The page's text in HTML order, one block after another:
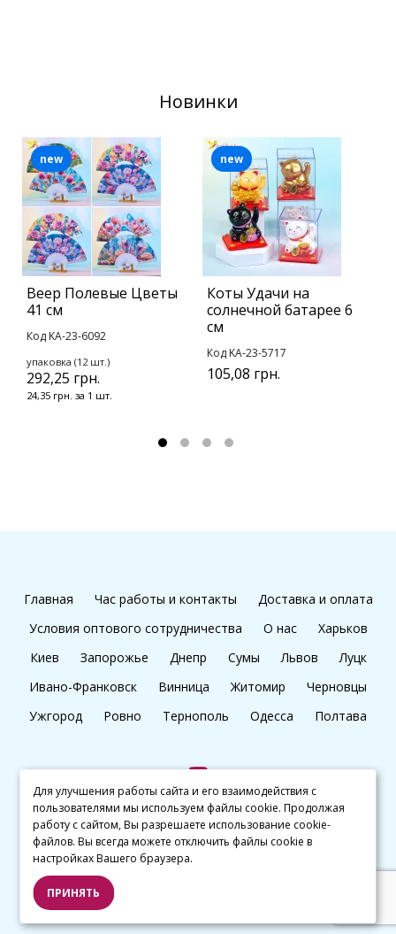
Новинки
Веер Полевые Цветы
41 см
Код KA-23-6092
упаковка (12 шт.)
292,25 грн.
24,35 грн. за 1 шт.
new
Коты Удачи на
солнечной батарее 6
см
Код KA-23-5717
105,08 грн.
new
Главная Час работы и контакты
Доставка и оплата
Условия оптового сотрудничества
О нас
Харьков
Киев
Запорожье Днепр Сумы Львов
Луцк
Ивано-Франковск
Винница Житомир
Черновцы
Ужгород
Ровно Тернополь Одесса Полтава
+38 (097) 045 65 77
© kalibri.top 2016–2026
Для улучшения работы сайта и его взаимодействия с
пользователями мы используем файлы cookie. Продолжая
работу с сайтом, Вы разрешаете использование cookie-
файлов. Вы всегда можете отключить файлы cookie в
настройках Вашего браузера.
ПРИНЯТЬ